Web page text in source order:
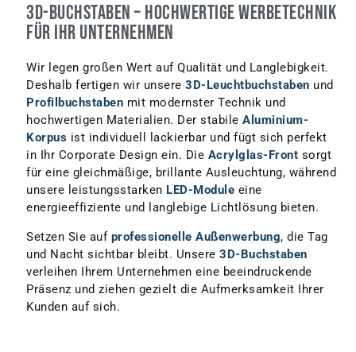
3D-Buchstaben – Hochwertige Werbetechnik
für Ihr Unternehmen
Wir legen großen Wert auf Qualität und Langlebigkeit.
Deshalb fertigen wir unsere 3D-Leuchtbuchstaben und
Profilbuchstaben mit modernster Technik und
hochwertigen Materialien. Der stabile Aluminium-
Korpus ist individuell lackierbar und fügt sich perfekt
in Ihr Corporate Design ein. Die Acrylglas-Front sorgt
für eine gleichmäßige, brillante Ausleuchtung, während
unsere leistungsstarken LED-Module eine
energieeffiziente und langlebige Lichtlösung bieten.
Setzen Sie auf professionelle Außenwerbung, die Tag
und Nacht sichtbar bleibt. Unsere 3D-Buchstaben
verleihen Ihrem Unternehmen eine beeindruckende
Präsenz und ziehen gezielt die Aufmerksamkeit Ihrer
Kunden auf sich.